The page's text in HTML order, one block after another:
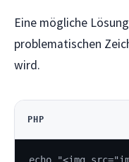
Eine mögliche
problematischen
wird.
PHP